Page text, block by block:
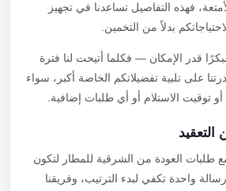
فهذه التفاصيل تساعدنا في تجهيز
بدلاً من التخمين.
قدر الإمكان — فكلما أتيحت لنا فترة
على تلبية تفضيلاتكم الخاصة أكبر، سواء
توقيت الاستلام أو أي طلبات إضافية.
العودة من الشرقية للمطار لتكون
واحدة تكفي لبدء الترتيب، وفريقنا